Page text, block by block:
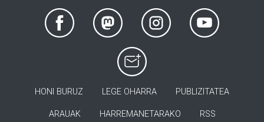
HONI BURUZ LEGE OHARRA PUBLIZITATEA
ARAUAK HARREMANETARAKO RSS